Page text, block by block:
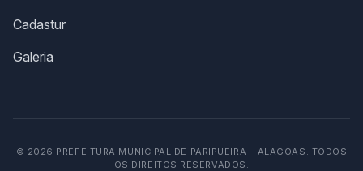
Cadastur
Galeria
© 2026 PREFEITURA MUNICIPAL DE PARIPUEIRA – ALAGOAS. TODOS
OS DIREITOS RESERVADOS.